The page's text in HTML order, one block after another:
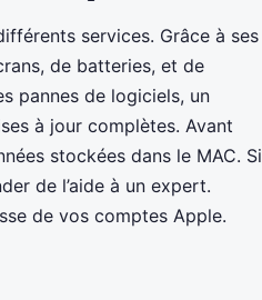
services. Grâce à ses
de batteries, et de
pannes de logiciels, un
à jour complètes. Avant
stockées dans le MAC. Si
de l’aide à un expert.
de vos comptes Apple.